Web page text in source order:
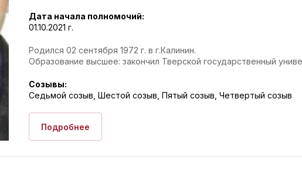
Дата начала полномочий:
01.10.2021 г.
Родился 02 сентября 1972 г. в г.Калинин.
Образование высшее: закончил Тверской государственный
Созывы:
Седьмой созыв, Шестой созыв, Пятый созыв, Четвертый созыв
Подробнее